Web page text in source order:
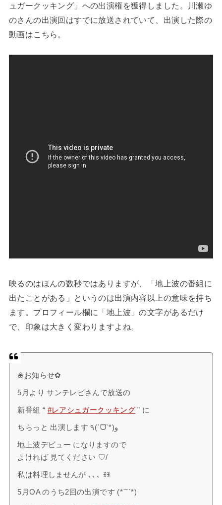
ュガークッキング」への出演権を獲得しました。川瀬ゆ
のさんの出演回はすでに放送されていて、出演した際の
動画はこちら。
映るのはほんの数秒ではありますが、「地上波の番組に
出たことがある」というのは出演内容以上の意味を持ち
ます。プロフィール欄に「地上波」の文字があるだけ
で、印象は大きく変わりますよね。
❀お知らせ✿
5月より サンテレビさんで放送の
新番組 “ #レアシュガークッキング ” に
ちらっと 出演します ٩(ˊᗜˋ*)و
地上波デビュー になりますので
よければ 見てください ♡/
私は料理しませんが ､､､ ꉂꉂ
5月OA のうち2回の出演です (*ˊ˘ˋ*)